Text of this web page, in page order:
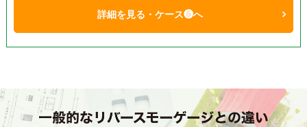
詳細を見る・ケース❻へ